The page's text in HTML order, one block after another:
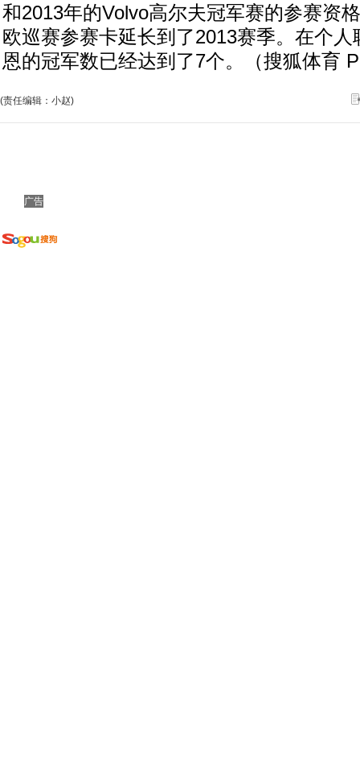
和2013年的Volvo高尔夫冠军赛的参赛资
欧巡赛参赛卡延长到了2013赛季。在个
恩的冠军数已经达到了7个。（搜狐体育
(责任编辑：小赵)
广告